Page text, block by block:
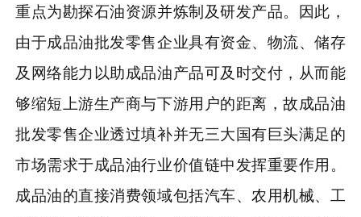
重点为勘探石油资源并炼制及研发产品。因此，
由于成品油批发零售企业具有资金、物流、储存
及网络能力以助成品油产品可及时交付，从而能
够缩短上游生产商与下游用户的距离，故成品油
批发零售企业透过填补并无三大国有巨头满足的
市场需求于成品油行业价值链中发挥重要作用。
成品油的直接消费领域包括汽车、农用机械、工